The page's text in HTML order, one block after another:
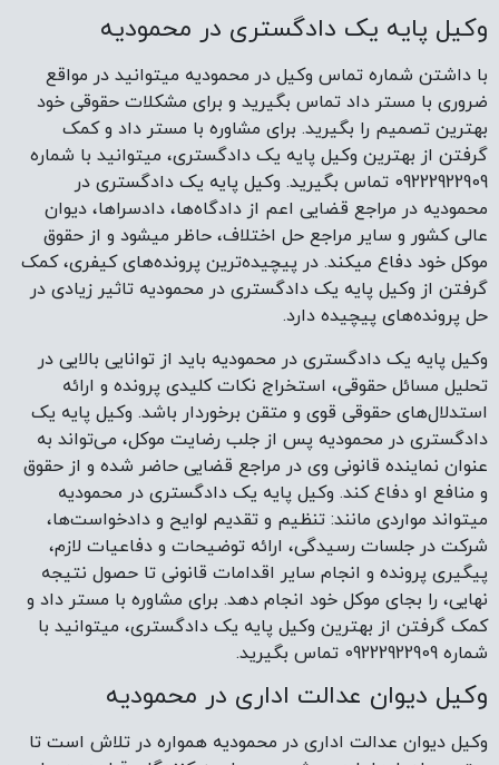
وکیل پایه یک دادگستری در محمودیه
با داشتن شماره تماس وکیل در محمودیه میتوانید در مواقع
ضروری با مستر داد تماس بگیرید و برای مشکلات حقوقی خود
بهترین تصمیم را بگیرید. برای مشاوره با مستر داد و کمک
گرفتن از بهترین وکیل پایه یک دادگستری، میتوانید با شماره
09222922909 تماس بگیرید. وکیل پایه یک دادگستری در
محمودیه در مراجع قضایی اعم از دادگاه‌ها، دادسراها، دیوان
عالی کشور و سایر مراجع حل اختلاف، حاظر میشود و از حقوق
موکل خود دفاع میکند. در پیچیده‌ترین پرونده‌های کیفری، کمک
گرفتن از وکیل پایه یک دادگستری در محمودیه تاثیر زیادی در
حل پرونده‌های پیچیده دارد.
وکیل پایه یک دادگستری در محمودیه باید از توانایی بالایی در
تحلیل مسائل حقوقی، استخراج نکات کلیدی پرونده و ارائه
استدلال‌های حقوقی قوی و متقن برخوردار باشد. وکیل پایه یک
دادگستری در محمودیه پس از جلب رضایت موکل، می‌تواند به
عنوان نماینده قانونی وی در مراجع قضایی حاضر شده و از حقوق
و منافع او دفاع کند. وکیل پایه یک دادگستری در محمودیه
میتواند مواردی مانند: تنظیم و تقدیم لوایح و دادخواست‌ها،
شرکت در جلسات رسیدگی، ارائه توضیحات و دفاعیات لازم،
پیگیری پرونده و انجام سایر اقدامات قانونی تا حصول نتیجه
نهایی، را بجای موکل خود انجام دهد. برای مشاوره با مستر داد و
کمک گرفتن از بهترین وکیل پایه یک دادگستری، میتوانید با
شماره 09222922909 تماس بگیرید.
وکیل دیوان عدالت اداری در محمودیه
وکیل دیوان عدالت اداری در محمودیه همواره در تلاش است تا